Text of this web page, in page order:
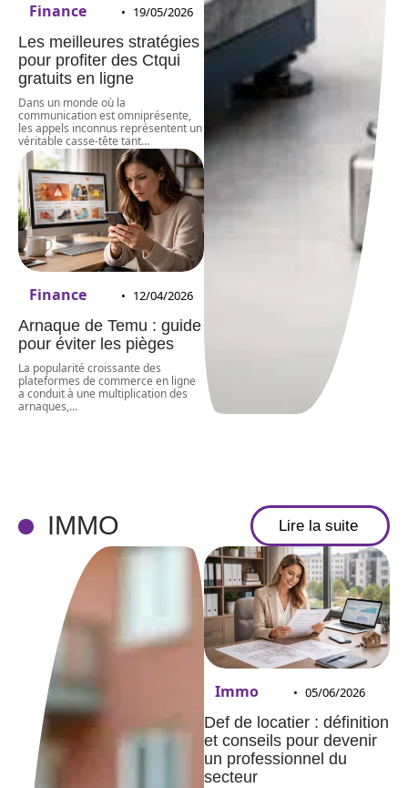
Finance 19/05/2026
Les meilleures stratégies
pour profiter des Ctqui
gratuits en ligne
Dans un monde où la
communication est omniprésente,
les appels inconnus représentent un
véritable casse-tête tant…
Finance 12/04/2026
Arnaque de Temu : guide
pour éviter les pièges
La popularité croissante des
plateformes de commerce en ligne
a conduit à une multiplication des
arnaques,…
IMMO Lire la suite
Immo 05/06/2026
Def de locatier : définition
et conseils pour devenir
un professionnel du
secteur